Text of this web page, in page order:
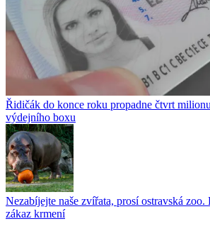
Řidičák do konce roku propadne čtvrt
výdejního boxu
Nezabíjejte naše zvířata, prosí ostravská
zákaz krmení